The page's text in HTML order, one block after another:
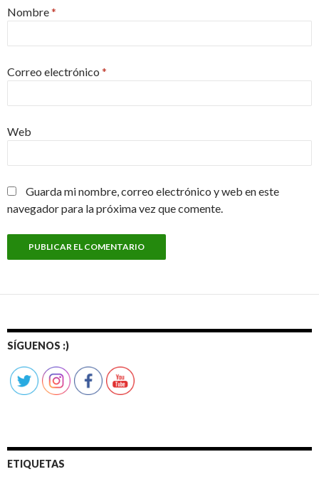
Nombre*
Correo electrónico *
Web
Guarda mi nombre, correo electrónico y web en este
navegador para la próxima vez que comente.
SÍGUENOS :)
ETIQUETAS